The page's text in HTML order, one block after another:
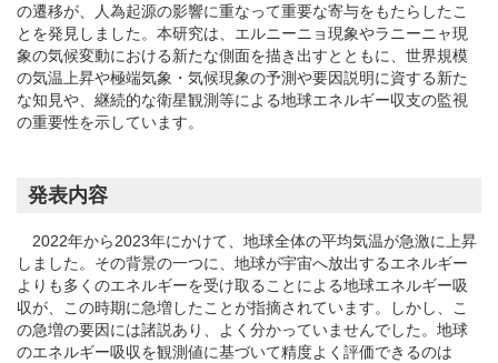
の遷移が、人為起源の影響に重なって重要な寄与をもたらしたこ
とを発見しました。本研究は、エルニーニョ現象やラニーニャ現
象の気候変動における新たな側面を描き出すとともに、世界規模
の気温上昇や極端気象・気候現象の予測や要因説明に資する新た
な知見や、継続的な衛星観測等による地球エネルギー収支の監視
の重要性を示しています。
発表内容
2022年から2023年にかけて、地球全体の平均気温が急激に上昇
しました。その背景の一つに、地球が宇宙へ放出するエネルギー
よりも多くのエネルギーを受け取ることによる地球エネルギー吸
収が、この時期に急増したことが指摘されています。しかし、こ
の急増の要因には諸説あり、よく分かっていませんでした。地球
のエネルギー吸収を観測値に基づいて精度よく評価できるのは